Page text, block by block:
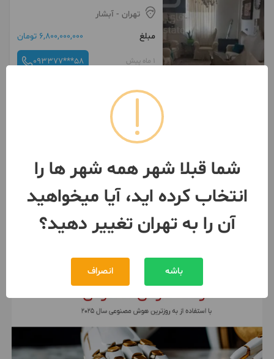
تهران - آبشار
مبلغ
6,800,000,000 تومان
1 ماه پیش 093377***58
47 متر / 1 اتاق / طبقه 4
- آبشار
مبلغ
6,900,000,000 تومان
091987***01
شما قبلا شهر همه شهر ها را
انتخاب کرده اید، آیا میخواهید
آن را به تهران تغییر دهید؟
باشه انصراف